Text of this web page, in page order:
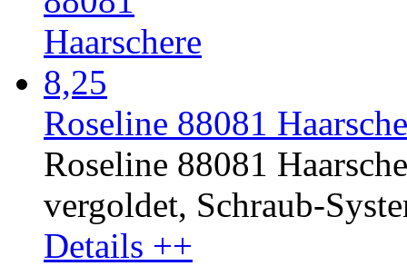
Roseline 88081
Roseline 88081
vergoldet, Schraub-
Details ++